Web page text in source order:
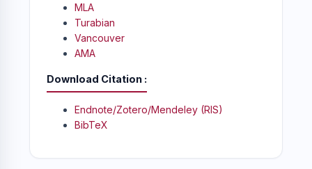
MLA
Turabian
Vancouver
AMA
Download Citation
Endnote/Zotero/Mendeley (RIS)
BibTeX